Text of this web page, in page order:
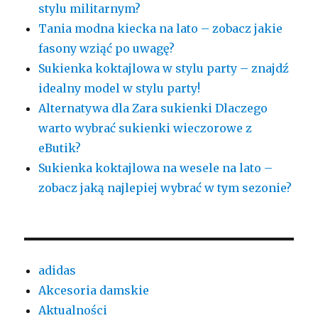
stylu militarnym?
Tania modna kiecka na lato – zobacz jakie
fasony wziąć po uwagę?
Sukienka koktajlowa w stylu party – znajdź
idealny model w stylu party!
Alternatywa dla Zara sukienki Dlaczego
warto wybrać sukienki wieczorowe z
eButik?
Sukienka koktajlowa na wesele na lato –
zobacz jaką najlepiej wybrać w tym sezonie?
adidas
Akcesoria damskie
Aktualności